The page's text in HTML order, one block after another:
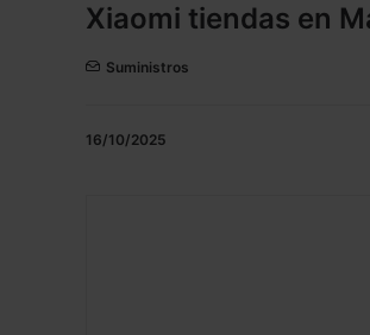
Xiaomi tiendas en
Suministros
16/10/2025